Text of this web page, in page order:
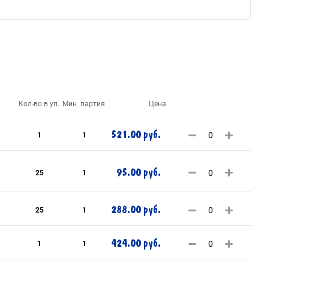
Кол-во в уп. Мин. партия Цена
1 1 521.00 руб.
25 1 95.00 руб.
25 1 288.00 руб.
1 1 424.00 руб.